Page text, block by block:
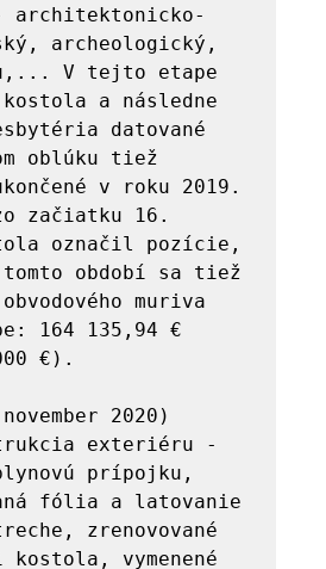
architektonicko-
archeologický,
V tejto etape
a následne
datované
oblúku tiež
v roku 2019.
začiatku 16.
označil pozície,
tomto období sa tiež
muriva
164 135,94 €
€).
2020)
exteriéru -
prípojku,
fólia a latovanie
zrenovované
vymenené